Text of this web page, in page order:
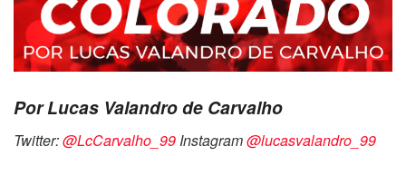
Por Lucas Valandro de Carvalho
Twitter:@LcCarvalho_99 Instagram@lucasvalandro_99